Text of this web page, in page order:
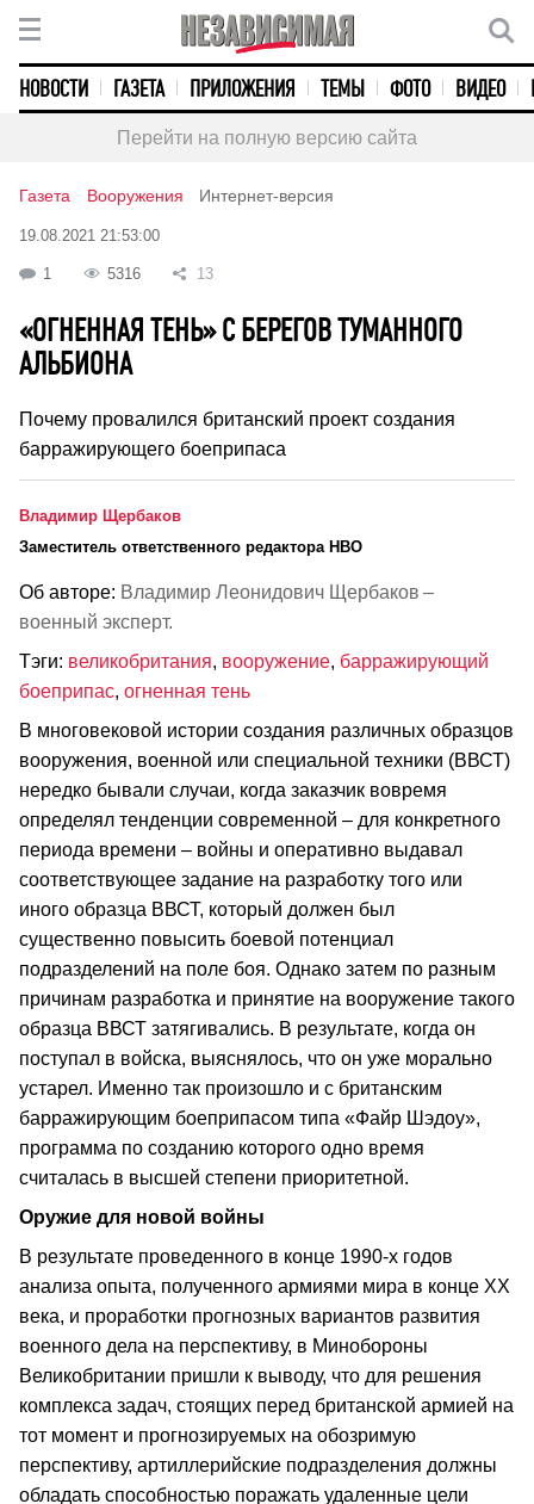
НОВОСТИ ГАЗЕТА ПРИЛОЖЕНИЯ ТЕМЫ ФОТО ВИДЕО
Перейти на полную версию сайта
Газета Вооружения Интернет-версия
19.08.2021 21:53:00
1 5316 13
«ОГНЕННАЯ ТЕНЬ» С БЕРЕГОВ ТУМАННОГО
АЛЬБИОНА
Почему провалился британский проект создания
барражирующего боеприпаса
Владимир Щербаков
Заместитель ответственного редактора НВО
Об авторе: Владимир Леонидович Щербаков –
военный эксперт.
Тэги: великобритания, вооружение, барражирующий
боеприпас, огненная тень
В многовековой истории создания различных образцов
вооружения, военной или специальной техники (ВВСТ)
нередко бывали случаи, когда заказчик вовремя
определял тенденции современной – для конкретного
периода времени – войны и оперативно выдавал
соответствующее задание на разработку того или
иного образца ВВСТ, который должен был
существенно повысить боевой потенциал
подразделений на поле боя. Однако затем по разным
причинам разработка и принятие на вооружение такого
образца ВВСТ затягивались. В результате, когда он
поступал в войска, выяснялось, что он уже морально
устарел. Именно так произошло и с британским
барражирующим боеприпасом типа «Файр Шэдоу»,
программа по созданию которого одно время
считалась в высшей степени приоритетной.
Оружие для новой войны
В результате проведенного в конце 1990-х годов
анализа опыта, полученного армиями мира в конце ХХ
века, и проработки прогнозных вариантов развития
военного дела на перспективу, в Минобороны
Великобритании пришли к выводу, что для решения
комплекса задач, стоящих перед британской армией на
тот момент и прогнозируемых на обозримую
перспективу, артиллерийские подразделения должны
обладать способностью поражать удаленные цели